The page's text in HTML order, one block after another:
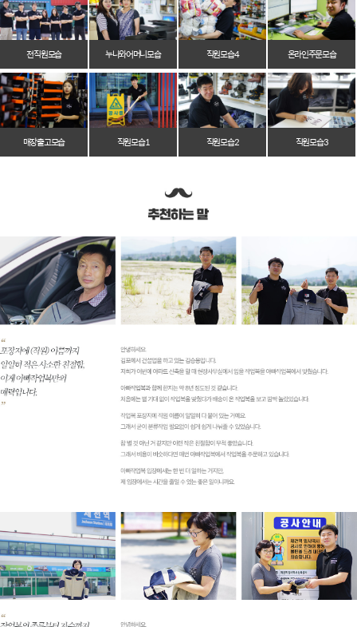
전 직원 모습 누나와 어머니 모습 직원 모습 4 온라인 주문 모습
매장 출고 모습 직원 모습 1 직원 모습 2 직원 모습 3